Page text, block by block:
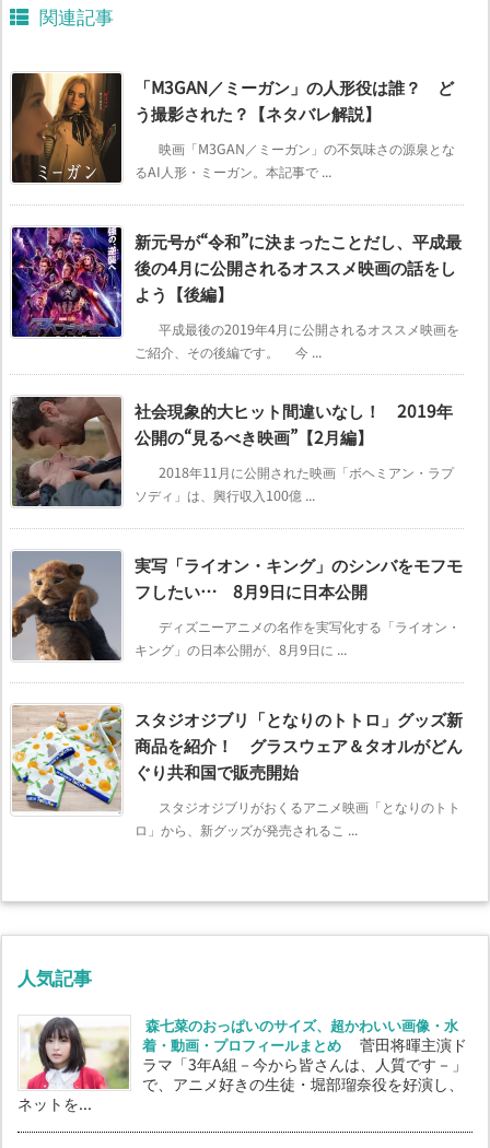
関連記事
「M3GAN／ミーガン」の人形役は誰？ ど
う撮影された？【ネタバレ解説】
映画「M3GAN／ミーガン」の不気味さの源泉とな
るAI人形・ミーガン。本記事で ...
新元号が“令和”に決まったことだし、平成最
後の4月に公開されるオススメ映画の話をし
よう【後編】
平成最後の2019年4月に公開されるオススメ映画を
ご紹介、その後編です。 今 ...
社会現象的大ヒット間違いなし！ 2019年
公開の“見るべき映画”【2月編】
2018年11月に公開された映画「ボヘミアン・ラプ
ソディ」は、興行収入100億 ...
実写「ライオン・キング」のシンバをモフモ
フしたい… 8月9日に日本公開
ディズニーアニメの名作を実写化する「ライオン・
キング」の日本公開が、8月9日に ...
スタジオジブリ「となりのトトロ」グッズ新
商品を紹介！ グラスウェア＆タオルがどん
ぐり共和国で販売開始
スタジオジブリがおくるアニメ映画「となりのトト
ロ」から、新グッズが発売されるこ ...
人気記事
森七菜のおっぱいのサイズ、超かわいい画像・水
着・動画・プロフィールまとめ
菅田将暉主演ド
ラマ「3年A組－今から皆さんは、人質です－」
で、アニメ好きの生徒・堀部瑠奈役を好演し、
ネットを...